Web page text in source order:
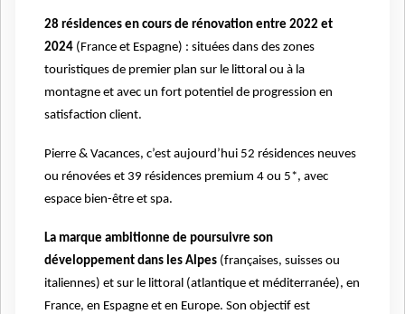
28 résidences en cours de rénovation entre 2022 et
2024 (France et Espagne) : situées dans des zones
touristiques de premier plan sur le littoral ou à la
montagne et avec un fort potentiel de progression en
satisfaction client.
Pierre & Vacances, c’est aujourd’hui 52 résidences neuves
ou rénovées et 39 résidences premium 4 ou 5*, avec
espace bien-être et spa.
La marque ambitionne de poursuivre son
développement dans les Alpes (françaises, suisses ou
italiennes) et sur le littoral (atlantique et méditerranée), en
France, en Espagne et en Europe. Son objectif est